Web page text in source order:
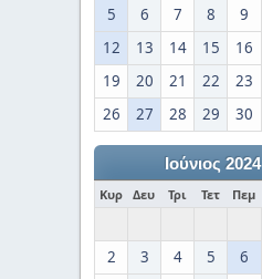
5
6 7 8 9
12
13 14 15 16
19
20 21 22 23
26
27 28 29 30
Ιούνιος 2024
Κυρ Δευ Τρι Τετ Πεμ
2
3 4 5 6